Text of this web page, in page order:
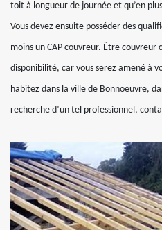
toit à longueur de journée et qu’en
Vous devez ensuite posséder des
moins un CAP couvreur. Être
disponibilité, car vous serez amené à
habitez dans la ville de Bonnoeuvre,
recherche d’un tel professionnel,